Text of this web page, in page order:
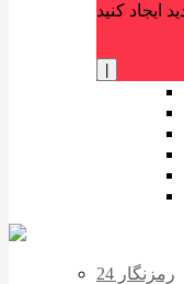
رمزنگار 24